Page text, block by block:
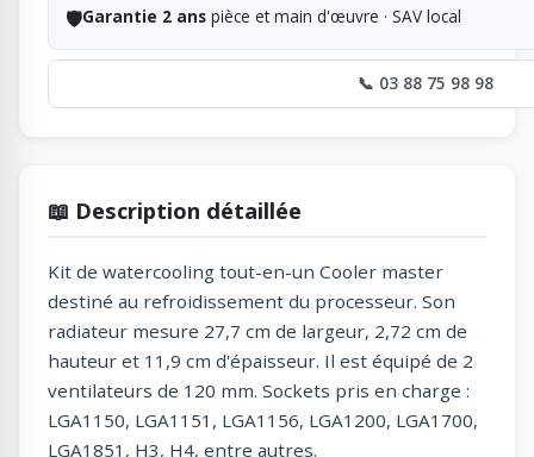
🛡️Garantie 2 anspièce et main d'œuvre · SAV local
📞 03 88 75 98 98
📖 Description détaillée
Kit de watercooling tout-en-un Cooler master
destiné au refroidissement du processeur. Son
radiateur mesure 27,7 cm de largeur, 2,72 cm de
hauteur et 11,9 cm d'épaisseur. Il est équipé de 2
ventilateurs de 120 mm. Sockets pris en charge :
LGA1150, LGA1151, LGA1156, LGA1200, LGA1700,
LGA1851, H3, H4, entre autres.